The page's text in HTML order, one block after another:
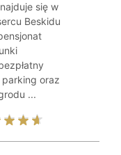
się w
Beskidu
oraz
...